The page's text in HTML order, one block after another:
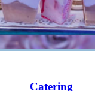
Catering